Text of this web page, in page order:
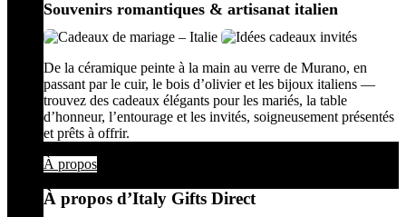
Souvenirs romantiques & artisanat italien
De la céramique peinte à la main au verre de Murano, en
passant par le cuir, le bois d’olivier et les bijoux italiens —
trouvez des cadeaux élégants pour les mariés, la table
d’honneur, l’entourage et les invités, soigneusement présentés
et prêts à offrir.
À propos
À propos d’Italy Gifts Direct